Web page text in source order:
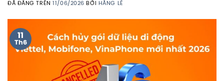
ĐÃ ĐĂNG TRÊN11/06/2026 BỞI HẰNG LÊ
11
Th6